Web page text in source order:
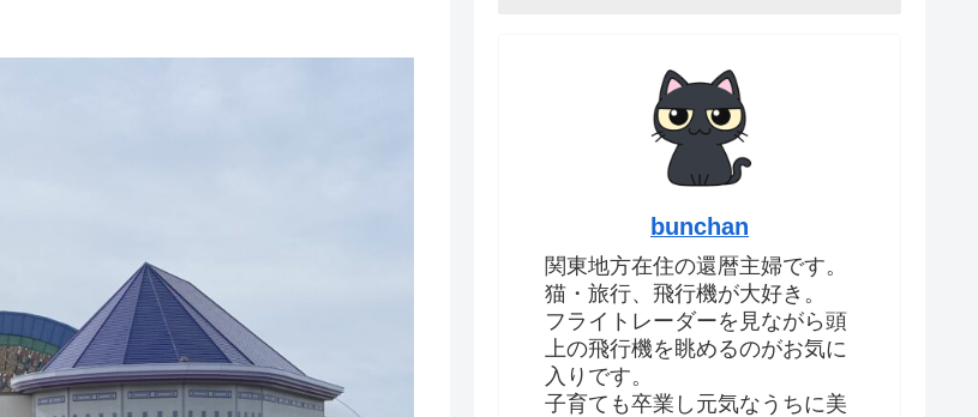
bunchan
関東地方在住の還暦主婦です。
猫・旅行、飛行機が大好き。
フライトレーダーを見ながら頭
上の飛行機を眺めるのがお気に
入りです。
子育ても卒業し元気なうちに美